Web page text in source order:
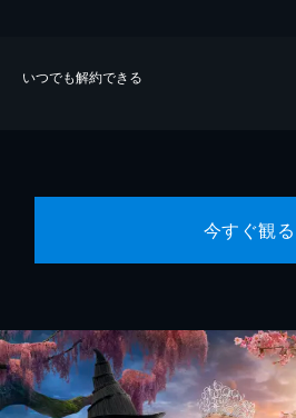
いつでも解約できる
今すぐ観る